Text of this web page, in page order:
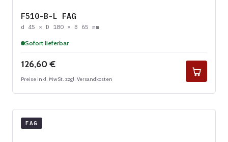
F510-B-L FAG
d 45 × D 180 × B 65 mm
Sofort lieferbar
Regulärer Preis:
126,60 €
Preise inkl. MwSt. zzgl. Versandkosten
FAG